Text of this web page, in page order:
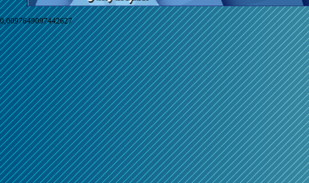
0,0097649097442627